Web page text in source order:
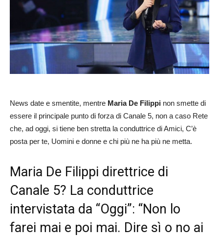
News date e smentite, mentre Maria De Filippi non smette di
essere il principale punto di forza di Canale 5, non a caso Rete
che, ad oggi, si tiene ben stretta la conduttrice di Amici, C’è
posta per te, Uomini e donne e chi più ne ha più ne metta.
Maria De Filippi direttrice di
Canale 5? La conduttrice
intervistata da “Oggi”: “Non lo
farei mai e poi mai. Dire sì o no ai